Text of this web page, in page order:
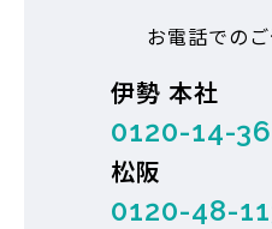
お電話での
伊勢 本社
0120-14-
松阪
0120-48-